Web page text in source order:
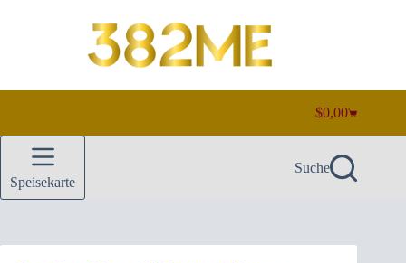
Warenkorb
$0,00
Speisekarte
Suche